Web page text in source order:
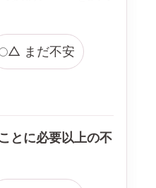
△ まだ不安
とに必要以上の不